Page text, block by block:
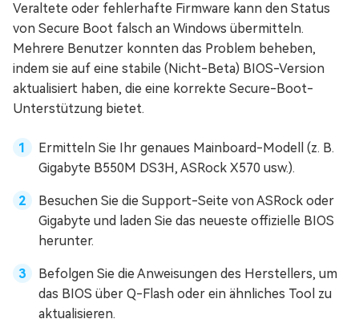
Veraltete oder fehlerhafte Firmware kann den Status
von Secure Boot falsch an Windows übermitteln.
Mehrere Benutzer konnten das Problem beheben,
indem sie auf eine stabile (Nicht-Beta) BIOS-Version
aktualisiert haben, die eine korrekte Secure-Boot-
Unterstützung bietet.
Ermitteln Sie Ihr genaues Mainboard-Modell (z. B.
Gigabyte B550M DS3H, ASRock X570 usw.).
Besuchen Sie die Support-Seite von ASRock oder
Gigabyte und laden Sie das neueste offizielle BIOS
herunter.
Befolgen Sie die Anweisungen des Herstellers, um
das BIOS über Q-Flash oder ein ähnliches Tool zu
aktualisieren.